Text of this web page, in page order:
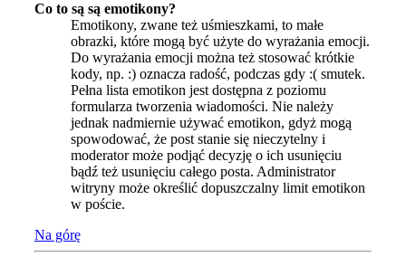
Co to są są emotikony?
Emotikony, zwane też uśmieszkami, to małe
obrazki, które mogą być użyte do wyrażania emocji.
Do wyrażania emocji można też stosować krótkie
kody, np. :) oznacza radość, podczas gdy :( smutek.
Pełna lista emotikon jest dostępna z poziomu
formularza tworzenia wiadomości. Nie należy
jednak nadmiernie używać emotikon, gdyż mogą
spowodować, że post stanie się nieczytelny i
moderator może podjąć decyzję o ich usunięciu
bądź też usunięciu całego posta. Administrator
witryny może określić dopuszczalny limit emotikon
w poście.
Na górę